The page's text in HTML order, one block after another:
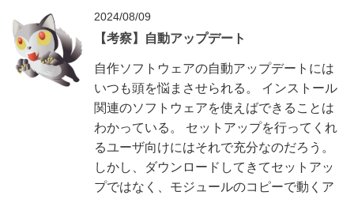
2024/08/09
【考察】自動アップデート
自作ソフトウェアの自動アップデートには
いつも頭を悩まさせられる。 インストール
関連のソフトウェアを使えばできることは
わかっている。 セットアップを行ってくれ
るユーザ向けにはそれで充分なのだろう。
しかし、ダウンロードしてきてセットアッ
プではなく、モジュールのコピーで動くア